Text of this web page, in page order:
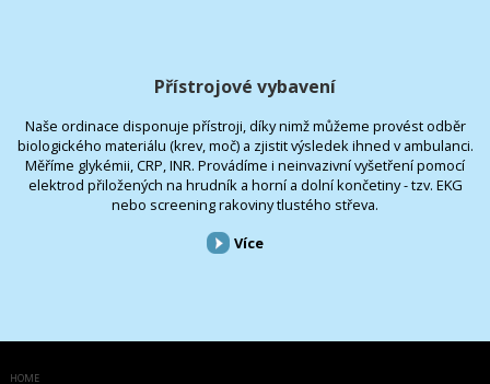
Přístrojové vybavení
Naše ordinace disponuje přístroji, díky nimž můžeme provést odběr
biologického materiálu (krev, moč) a zjistit výsledek ihned v ambulanci.
Měříme glykémii, CRP, INR. Provádíme i neinvazivní vyšetření pomocí
elektrod přiložených na hrudník a horní a dolní končetiny - tzv. EKG
nebo screening rakoviny tlustého střeva.
Více
HOME